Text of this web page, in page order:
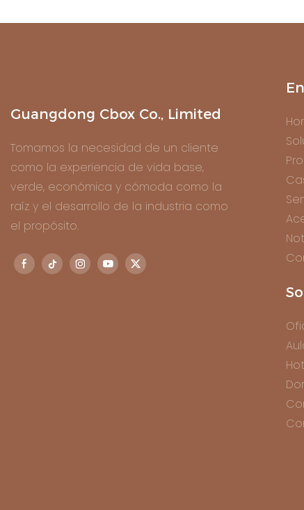
Guangdong Cbox Co., Limited
Tomamos la necesidad de un cliente
como la experiencia de vida base,
verde, económica y cómoda como la
raíz y el desarrollo de la industria como
el propósito.